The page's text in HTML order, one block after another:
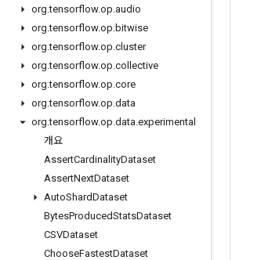
org.tensorflow.op.audio
org.tensorflow.op.bitwise
org.tensorflow.op.cluster
org.tensorflow.op.collective
org.tensorflow.op.core
org.tensorflow.op.data
org.tensorflow.op.data.experimental
개요
AssertCardinalityDataset
AssertNextDataset
AutoShardDataset
BytesProducedStatsDataset
CSVDataset
ChooseFastestDataset